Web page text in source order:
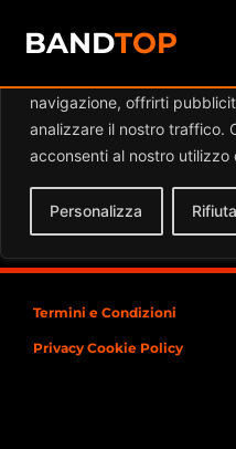
Diamo valore alla tua
navigazione, offrirti
analizzare il nostro traffico.
acconsenti al nostro utilizzo
Personalizza
BANDTOP
Eventi a
SETTEMBRE
Spiacente, ma nessun
l'archivio richiesto
Termini e Condizioni
Privacy Cookie Policy